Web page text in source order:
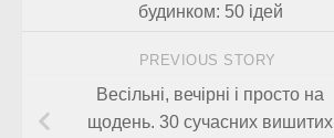
будинком: 50 ідей
PREVIOUS STORY
Весільні, вечірні і просто на
щодень. 30 сучасних вишитих